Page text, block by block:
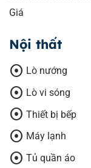
Giá
Nội thất
adjust Lò nướng
adjust Lò vi sóng
adjust Thiết bị bếp
adjust Máy lạnh
adjust Tủ quần áo